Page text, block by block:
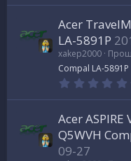
0
з
д
Acer
LA-5891P
xakep2000
Compal LA-5891P
Acer
Q5WVH
09-27